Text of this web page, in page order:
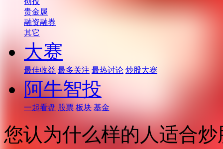
贵金属
融资融券
其它
大赛
最佳收益 最多关注 最热讨论 炒股大赛
阿牛智投
一起看盘 股票 板块 基金
您认为什么样的人适合炒